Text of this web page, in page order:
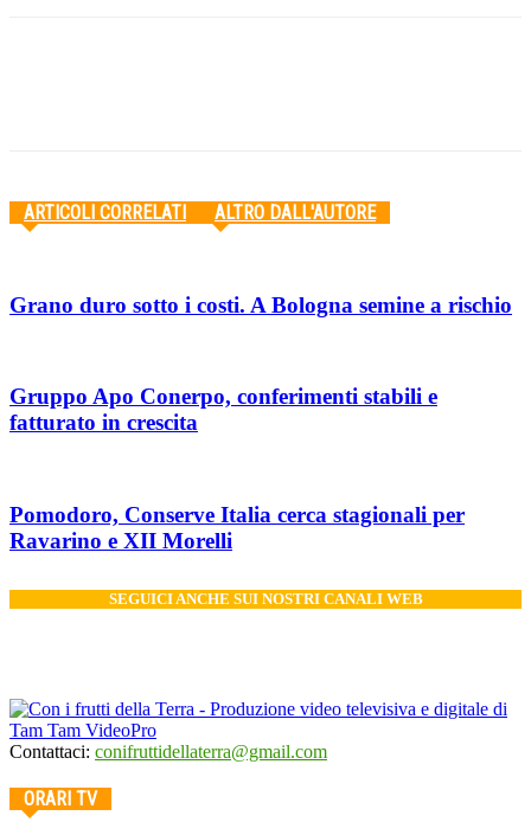
ARTICOLI CORRELATI ALTRO DALL'AUTORE
Grano duro sotto i costi. A Bologna semine a rischio
Gruppo Apo Conerpo, conferimenti stabili e
fatturato in crescita
Pomodoro, Conserve Italia cerca stagionali per
Ravarino e XII Morelli
SEGUICI ANCHE SUI NOSTRI CANALI WEB
Contattaci: conifruttidellaterra@gmail.com
ORARI TV